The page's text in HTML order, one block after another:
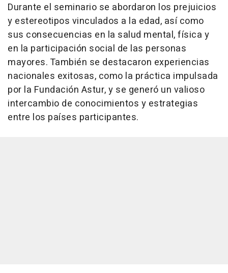
Durante el seminario se abordaron los prejuicios
y estereotipos vinculados a la edad, así como
sus consecuencias en la salud mental, física y
en la participación social de las personas
mayores. También se destacaron experiencias
nacionales exitosas, como la práctica impulsada
por la Fundación Astur, y se generó un valioso
intercambio de conocimientos y estrategias
entre los países participantes.